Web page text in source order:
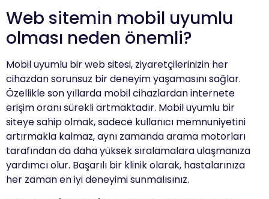
Web sitemin mobil uyumlu
olması neden önemli?
Mobil uyumlu bir web sitesi, ziyaretçilerinizin her
cihazdan sorunsuz bir deneyim yaşamasını sağlar.
Özellikle son yıllarda mobil cihazlardan internete
erişim oranı sürekli artmaktadır. Mobil uyumlu bir
siteye sahip olmak, sadece kullanıcı memnuniyetini
artırmakla kalmaz, aynı zamanda arama motorları
tarafından da daha yüksek sıralamalara ulaşmanıza
yardımcı olur. Başarılı bir klinik olarak, hastalarınıza
her zaman en iyi deneyimi sunmalısınız.